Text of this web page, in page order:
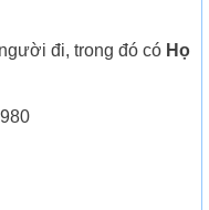
đi, trong đó có Họ